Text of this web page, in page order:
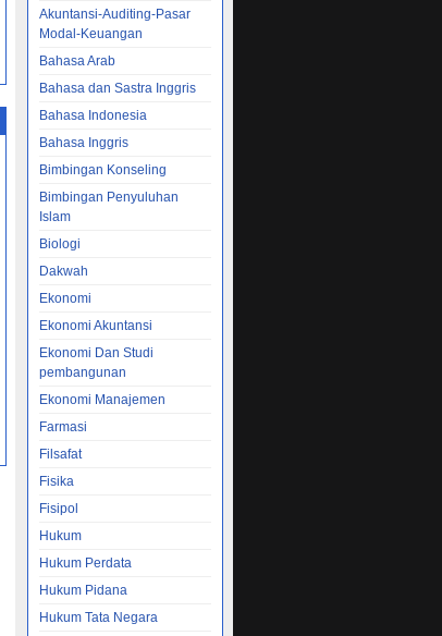
Akuntansi-Auditing-Pasar
Modal-Keuangan
Bahasa Arab
Bahasa dan Sastra Inggris
Bahasa Indonesia
Bahasa Inggris
Bimbingan Konseling
Bimbingan Penyuluhan
Islam
Biologi
Dakwah
Ekonomi
Ekonomi Akuntansi
Ekonomi Dan Studi
pembangunan
Ekonomi Manajemen
Farmasi
Filsafat
Fisika
Fisipol
Hukum
Hukum Perdata
Hukum Pidana
Hukum Tata Negara